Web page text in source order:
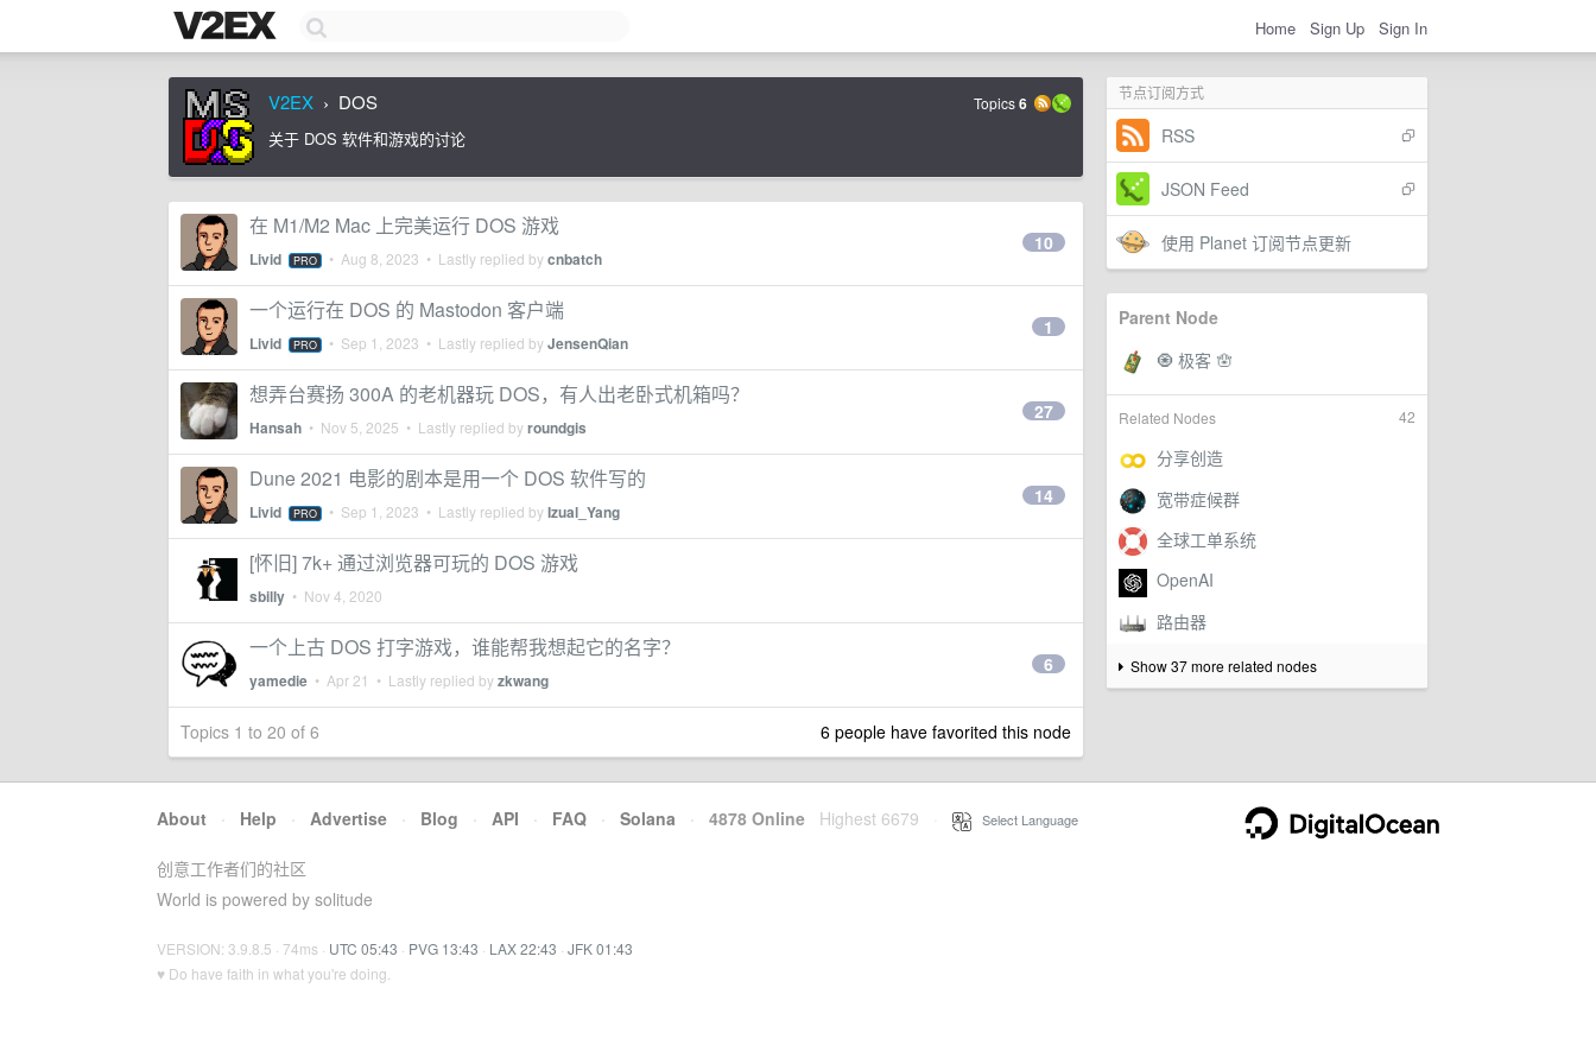
Home Sign Up Sign In
节点订阅方式
RSS
JSON Feed
使用 Planet 订阅节点更新
Parent Node
42
Related Nodes
Show 37 more related nodes
V2EX › DOS Topics6
关于 DOS 软件和游戏的讨论
在 M1/M2 Mac 上完美运行 DOS 游戏
Livid PRO • Aug 8, 2023 • Lastly replied bycnbatch
10
一个运行在 DOS 的 Mastodon 客户端
Livid PRO • Sep 1, 2023 • Lastly replied byJensenQian
1
想弄台赛扬 300A 的老机器玩 DOS，有人出老卧式机箱吗？
Hansah • Nov 5, 2025 • Lastly replied byroundgis
27
Dune 2021 电影的剧本是用一个 DOS 软件写的
Livid PRO • Sep 1, 2023 • Lastly replied byIzual_Yang
14
[怀旧] 7k+ 通过浏览器可玩的 DOS 游戏
sbilly • Nov 4, 2020
一个上古 DOS 打字游戏，谁能帮我想起它的名字？
yamedie • Apr 21 • Lastly replied byzkwang
6
Topics 1 to 20 of 6 6 people have favorited this node
About · Help · Advertise · Blog · API · FAQ · Solana · 4878 Online Highest 6679 Select Language
创意工作者们的社区
World is powered by solitude
VERSION: 3.9.8.5 · 74ms · UTC 05:43 · PVG 13:43 · LAX 22:43 · JFK 01:43
♥ Do have faith in what you're doing.